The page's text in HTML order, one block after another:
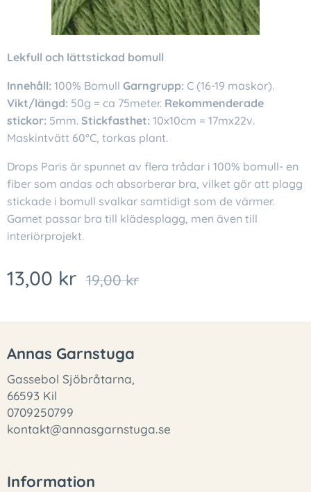
Lekfull och lättstickad bomull
Innehåll: 100% Bomull Garngrupp: C (16-19 maskor).
Vikt/längd: 50g = ca 75meter. Rekommenderade
stickor: 5mm. Stickfasthet: 10x10cm = 17mx22v.
Maskintvätt 60°C, torkas plant.
Drops Paris är spunnet av flera trådar i 100% bomull- en
fiber som andas och absorberar bra, vilket gör att plagg
stickade i bomull svalkar samtidigt som de värmer.
Garnet passar bra till klädesplagg, men även till
interiörprojekt.
13,00 kr 19,00kr
Annas Garnstuga
Gassebol Sjöbråtarna,
66593 Kil
0709250799
kontakt@annasgarnstuga.se
Information